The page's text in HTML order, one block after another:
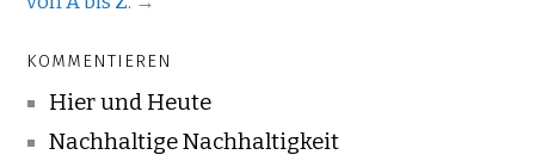
KOMMENTIEREN
Hier und Heute
Nachhaltige Nachhaltigkeit